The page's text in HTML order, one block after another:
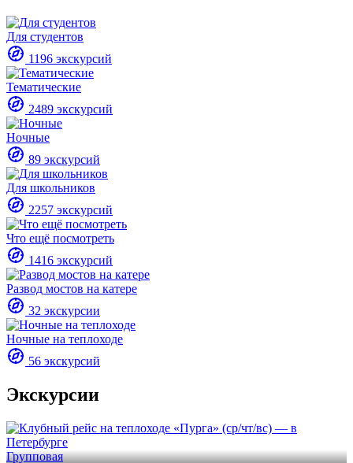
Для студентов
1196 экскурсий
Тематические
2489 экскурсий
Ночные
89 экскурсий
Для школьников
2257 экскурсий
Что ещё посмотреть
1416 экскурсий
Развод мостов на катере
32 экскурсии
Ночные на теплоходе
56 экскурсий
Экскурсии
Групповая